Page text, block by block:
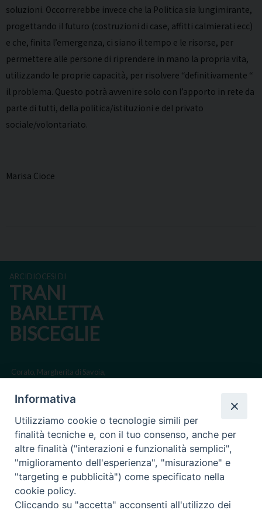
soluzioni. Occorrerebbe invece che la Politica sia lungimirante,
progettando il futuro (costruzioni di case, affitti calmierati ecc)
e che, finita l’emergenza, ci siano il tempo e le risorse, per
permettere alle persone di riprendere in mano la propria vita,
utilizzando le proprie capacità, per risolvere “definitivamente “
il problema. Questo potrà avvenire solo con l’apporto in rete da
parte di tutti, della politica/istituzioni e del privato
sociale/volontariato.
Marisa Cioce
ARCIDIOCESI DI
TRANI
BARLETTA
BISCEGLIE
Corato, Margherita di Savoia,
Regione ecclesiastica Puglia
Via Beltrani, 9
76125 Trani BT
Centralino Tel. 0883 494211
Informativa
Utilizziamo cookie o tecnologie simili per
finalità tecniche e, con il tuo consenso, anche per
altre finalità ("interazioni e funzionalità semplici",
"miglioramento dell'esperienza", "misurazione" e
"targeting e pubblicità") come specificato nella
cookie policy.
Cliccando su "accetta" acconsenti all'utilizzo dei